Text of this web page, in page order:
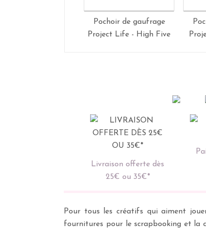
Pochoir de gaufrage
Project Life - High Five
Livraison offerte dès
25€ ou 35€*
Pour tous les créatifs qui aiment
fournitures pour le scrapbooking et la